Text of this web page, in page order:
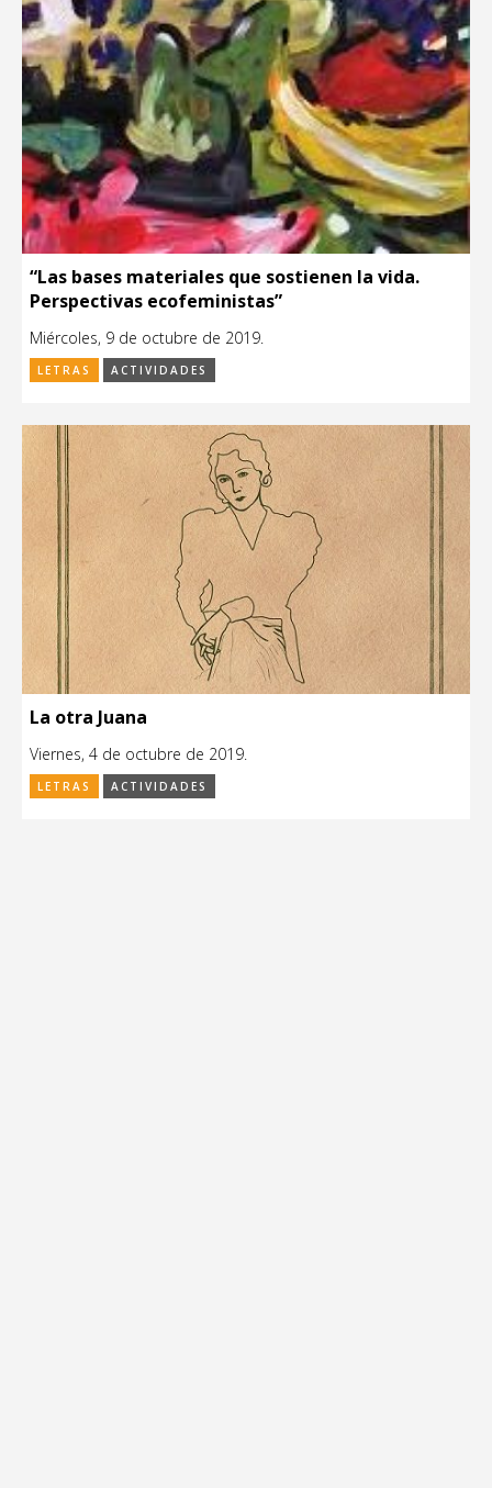
“Las bases materiales que sostienen la vida.
Perspectivas ecofeministas”
Miércoles, 9 de octubre de 2019.
LETRAS ACTIVIDADES
La otra Juana
Viernes, 4 de octubre de 2019.
LETRAS ACTIVIDADES